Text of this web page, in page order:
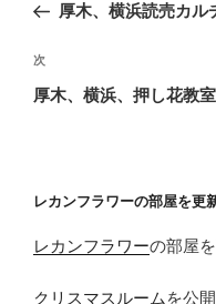
ナ
ビ
ゲ
ン
の
稿
厚木、横浜読売カル
次
の
次
厚木、横浜、押し花教室
レカンフラワーの部屋を更
レカンフラワーの部屋
クリスマスルーム を公